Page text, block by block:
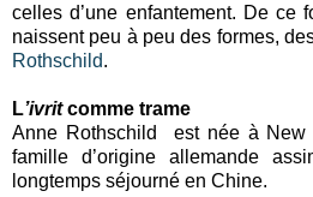
celles d’une enfantement. De ce
naissent peu à peu des formes,
Rothschild.
L’ivritcomme trame
Anne Rothschild est née à New
famille d’origine allemande
longtemps séjourné en Chine.